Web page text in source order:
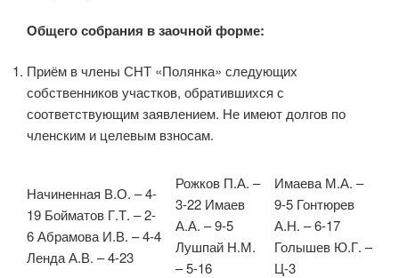
Общего собрания в заочной форме:
Приём в члены СНТ «Полянка» следующих
собственников участков, обратившихся с
соответствующим заявлением. Не имеют долгов по
членским и целевым взносам.
Начиненная В.О. – 4-
19 Бойматов Г.Т. – 2-
6 Абрамова И.В. – 4-4
Ленда А.В. – 4-23
Рожков П.А. –
3-22 Имаев
А.А. – 9-5
Лушпай Н.М.
– 5-16
Имаева М.А. –
9-5 Гонтюрев
А.Н. – 6-17
Голышев Ю.Г. –
Ц-3